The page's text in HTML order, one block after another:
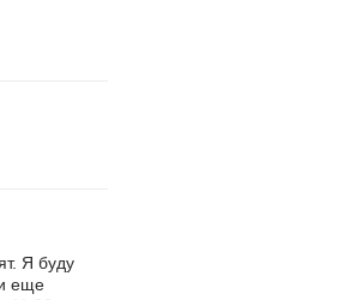
Я буду
еще